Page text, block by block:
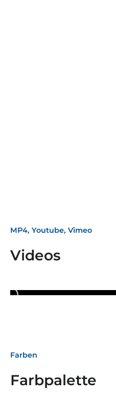
MP4, Youtube, Vimeo
Videos
Farben
Farbpalette